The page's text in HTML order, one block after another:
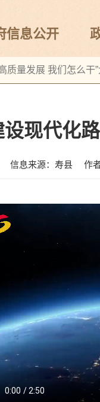
信息公开
质量发展 我们怎么干
设现代化
信息来源：寿县 作